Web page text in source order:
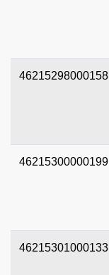
46215298000158
46215300000199
46215301000133